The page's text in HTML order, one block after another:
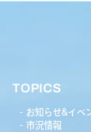
TOPICS
お知らせ&イベ
市況情報